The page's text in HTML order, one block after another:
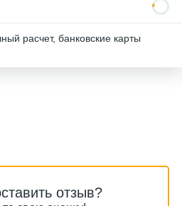
расчет, банковские карты
отзыв?